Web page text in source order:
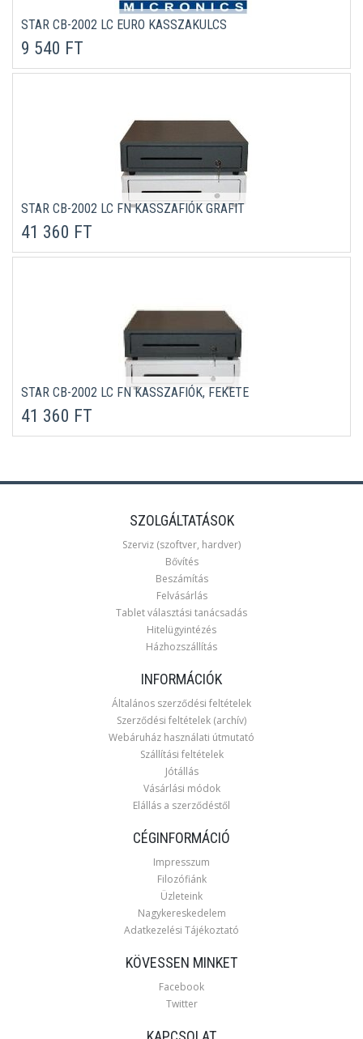
STAR CB-2002 LC EURO KASSZAKULCS
9 540 FT
STAR CB-2002 LC FN KASSZAFIÓK GRAFIT
41 360 FT
STAR CB-2002 LC FN KASSZAFIÓK, FEKETE
41 360 FT
SZOLGÁLTATÁSOK
Szerviz (szoftver, hardver)
Bővítés
Beszámítás
Felvásárlás
Tablet választási tanácsadás
Hitelügyintézés
Házhozszállítás
INFORMÁCIÓK
Általános szerződési feltételek
Szerződési feltételek (archív)
Webáruház használati útmutató
Szállítási feltételek
Jótállás
Vásárlási módok
Elállás a szerződéstől
CÉGINFORMÁCIÓ
Impresszum
Filozófiánk
Üzleteink
Nagykereskedelem
Adatkezelési Tájékoztató
KÖVESSEN MINKET
Facebook
Twitter